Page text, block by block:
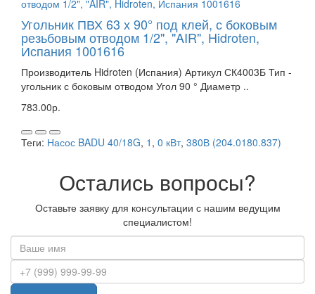
Угольник ПВХ 63 х 90° под клей, с боковым
резьбовым отводом 1/2", "AIR", Hidroten,
Испания 1001616
Производитель Hidroten (Испания) Артикул СК4003Б Тип -
угольник с боковым отводом Угол 90 ° Диаметр ..
783.00р.
Теги: Насос BADU 40/18G, 1 , 0 кВт, 380В (204.0180.837)
Остались вопросы?
Оставьте заявку для консультации с нашим ведущим
специалистом!